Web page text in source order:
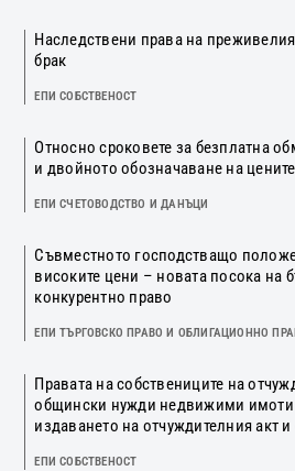
Наследствени права на
брак
ЕПИ СОБСТВЕНОСТ
Относно сроковете за безплатна
и двойното обозначаване на цените
ЕПИ СЧЕТОВОДСТВО И ДАНЪЦИ
Съвместното господстващо
високите цени – новата посока на
конкурентно право
ЕПИ ТЪРГОВСКО ПРАВО И ОБЛИГАЦИОННО
Правата на собствениците на
общински нужди недвижими
издаването на отчуждителния акт
ЕПИ СОБСТВЕНОСТ